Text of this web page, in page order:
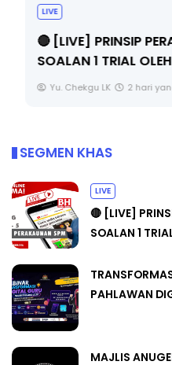
LIVE
🔴 [LIVE] PRINSIP
SOALAN 1 TRIAL OLEH
Yu. Chekgu LK 2 hari yang
SEGMEN KHAS
LIVE
🔴 [LIVE]
SOALAN 1
PAHLAWAN
MAJLIS